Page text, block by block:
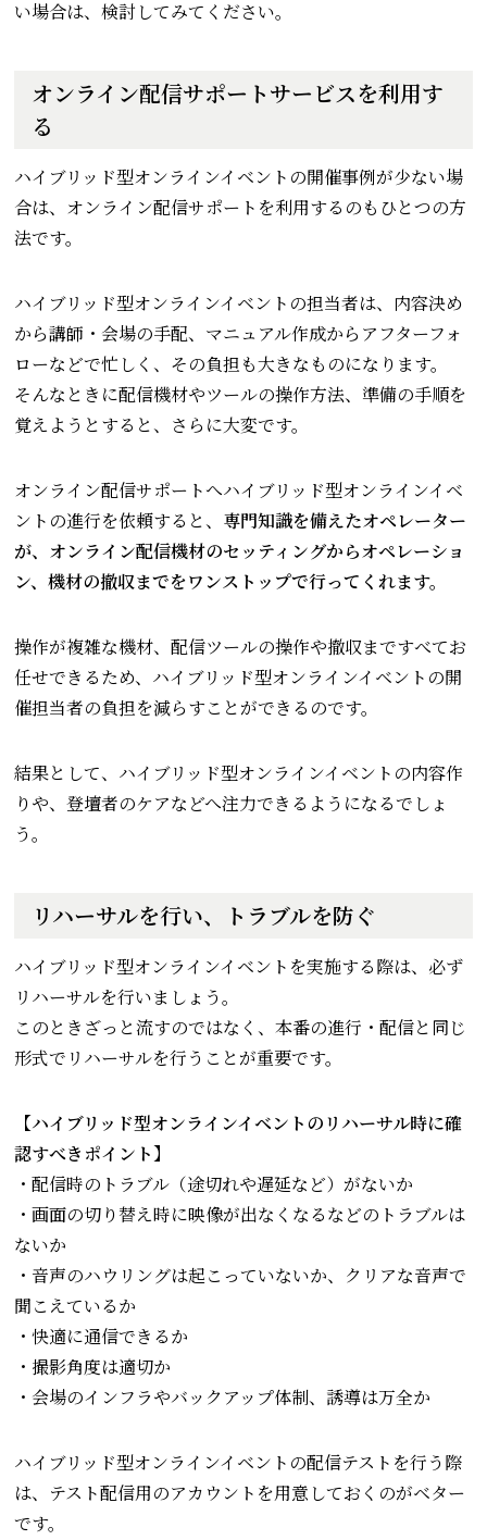
い場合は、検討してみてください。
オンライン配信サポートサービスを利用す
る
ハイブリッド型オンラインイベントの開催事例が少ない場
合は、オンライン配信サポートを利用するのもひとつの方
法です。
ハイブリッド型オンラインイベントの担当者は、内容決め
から講師・会場の手配、マニュアル作成からアフターフォ
ローなどで忙しく、その負担も大きなものになります。
そんなときに配信機材やツールの操作方法、準備の手順を
覚えようとすると、さらに大変です。
オンライン配信サポートへハイブリッド型オンラインイベ
ントの進行を依頼すると、 専門知識を備えたオペレーター
が、オンライン配信機材のセッティングからオペレーショ
ン、機材の撤収までをワンストップで行ってくれます。
操作が複雑な機材、配信ツールの操作や撤収まですべてお
任せできるため、ハイブリッド型オンラインイベントの開
催担当者の負担を減らすことができるのです。
結果として、ハイブリッド型オンラインイベントの内容作
りや、登壇者のケアなどへ注力できるようになるでしょ
う。
リハーサルを行い、トラブルを防ぐ
ハイブリッド型オンラインイベントを実施する際は、必ず
リハーサルを行いましょう。
このときざっと流すのではなく、本番の進行・配信と同じ
形式でリハーサルを行うことが重要です。
【ハイブリッド型オンラインイベントのリハーサル時に確
認すべきポイント】
・配信時のトラブル（途切れや遅延など）がないか
・画面の切り替え時に映像が出なくなるなどのトラブルは
ないか
・音声のハウリングは起こっていないか、クリアな音声で
聞こえているか
・快適に通信できるか
・撮影角度は適切か
・会場のインフラやバックアップ体制、誘導は万全か
ハイブリッド型オンラインイベントの配信テストを行う際
は、テスト配信用のアカウントを用意しておくのがベター
です。